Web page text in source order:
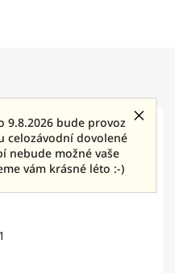
9.8.2026 bude provoz
celozávodní dovolené
nebude možné vaše
vám krásné léto :-)
se závitem. Vyrobeno z